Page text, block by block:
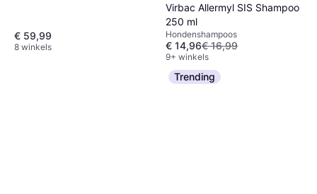
€ 59,99
8 winkels
Virbac Allermyl SIS Shampoo
250 ml
Hondenshampoos
€ 14,96€ 16,99
9+ winkels
Trending